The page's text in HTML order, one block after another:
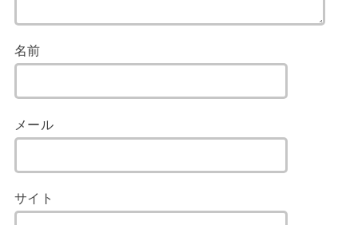
名前
メール
サイト